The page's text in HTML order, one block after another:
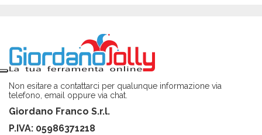
Non esitare a contattarci per qualunque informazione via
telefono, email oppure via chat.
Giordano Franco S.r.l.
P.IVA: 05986371218